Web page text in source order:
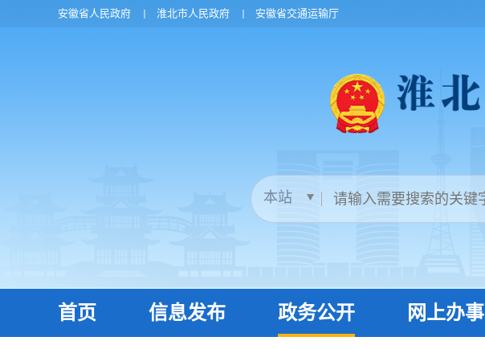
安徽省人民政府 淮北市人民政府 安徽省交通运输厅
首页 信息发布 政务公开 网上办事